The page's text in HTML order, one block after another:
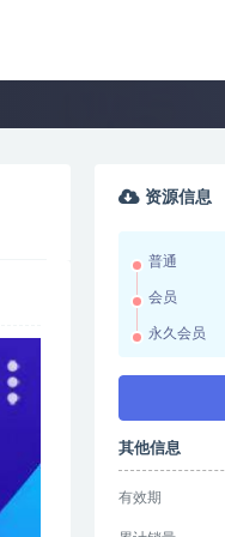
资源信息
普通
会员
永久会员
其他信息
有效期